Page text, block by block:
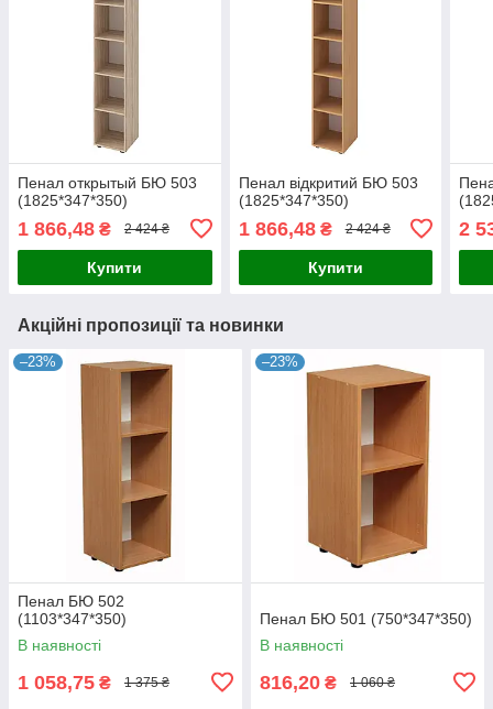
Пенал открытый БЮ 503
(1825*347*350)
1 866,48 ₴ 2 424 ₴
Купити
Пенал відкритий БЮ 503
(1825*347*350)
1 866,48₴ 2 424 ₴
Купити
2
Акційні пропозиції та новинки
–23%
Пенал БЮ 502
(1103*347*350)
В наявності
1 058,75 ₴ 1 375 ₴
–23%
Пенал БЮ 501 (750*347*350)
В наявності
816,20 ₴ 1 060 ₴